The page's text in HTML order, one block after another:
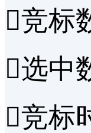
竞标
选中
竞标